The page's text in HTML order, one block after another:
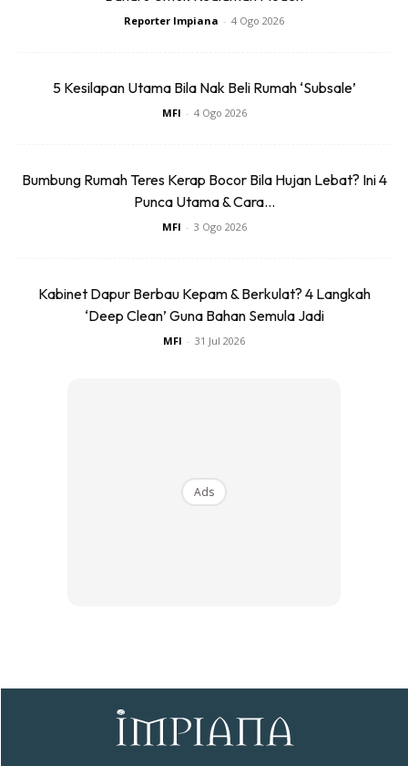
Ads
Reporter Impiana - 4 Ogo 2026
5 Kesilapan Utama Bila Nak Beli Rumah ‘Subsale’
MFI - 4 Ogo 2026
Bumbung Rumah Teres Kerap Bocor Bila Hujan Lebat? Ini 4
Punca Utama & Cara...
MFI - 3 Ogo 2026
Kabinet Dapur Berbau Kepam & Berkulat? 4 Langkah
‘Deep Clean’ Guna Bahan Semula Jadi
MFI - 31 Jul 2026
Ads